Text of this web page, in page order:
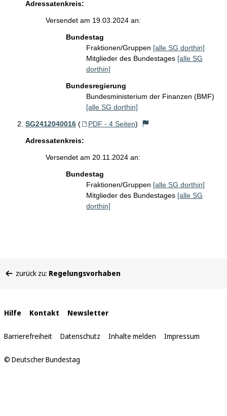
Adressatenkreis:
Versendet am 19.03.2024 an:
Bundestag
Fraktionen/Gruppen [alle SG dorthin]
Mitglieder des Bundestages [alle SG
dorthin]
Bundesregierung
Bundesministerium der Finanzen (BMF)
[alle SG dorthin]
SG2412040016 ( PDF - 4 Seiten)
Adressatenkreis:
Versendet am 20.11.2024 an:
Bundestag
Fraktionen/Gruppen [alle SG dorthin]
Mitglieder des Bundestages [alle SG
dorthin]
befinden
zurück zu: Regelungsvorhaben
Interne
Links
Hilfe Kontakt Newsletter
Barrierefreiheit Datenschutz Inhalte melden Impressum
© Deutscher Bundestag